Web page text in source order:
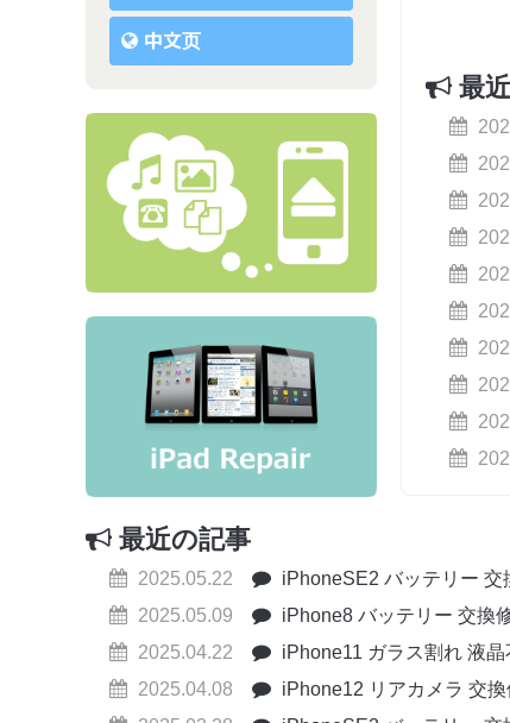
中文页
最
最近の記事
2025.05.22
iPhoneSE2 バッテリー 交
2025.05.09
iPhone8 バッテリー 交換
2025.04.22
iPhone11 ガラス割れ 液
2025.04.08
iPhone12 リアカメラ 交